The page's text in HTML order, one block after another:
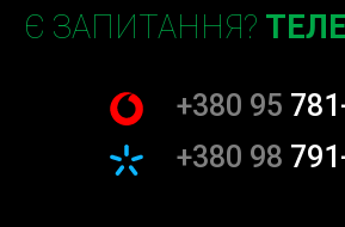
Зателефонуйте нам або залиште
прямо зараз, і ми допоможемо вам
ремонт диску зчеплення на СТО Sian
своєму авто!
Є ЗАПИТАННЯ?
+380 95
+380 98